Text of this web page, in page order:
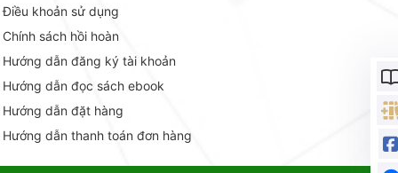
Điều khoản sử dụng
Chính sách hồi hoàn
Hướng dẫn đăng ký tài khoản
Hướng dẫn đọc sách ebook
Hướng dẫn đặt hàng
Hướng dẫn thanh toán đơn hàng